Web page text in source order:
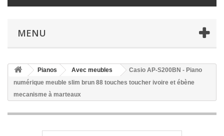
MENU
Pianos Avec meubles
Casio AP-S200BN - Piano
numérique meuble slim brun 88 touches toucher ivoire et ébène
mecanisme à marteaux